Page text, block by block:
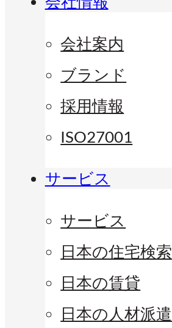
会社案内
ブランド
採用情報
ISO27001
サービス
サービス
日本の住宅検索
日本の賃貸
日本の人材派遣